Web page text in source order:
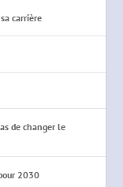
carrière
de changer le
2030